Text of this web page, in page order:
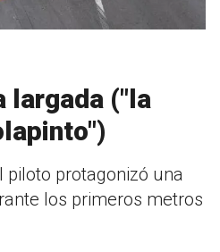
largada ("la
piloto protagonizó una
los primeros metros